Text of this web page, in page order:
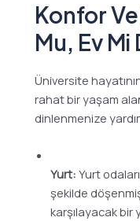
Konfor
Mu, Ev Mi
Üniversite
rahat bir yaşam
dinlenmenize
Yurt: Yurt
şekilde
karşılayacak bir